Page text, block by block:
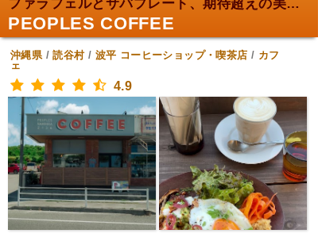
ファラフェルとサバプレート、期待超えの美味しさ！
PEOPLES COFFEE
沖縄県/読谷村/ 波平 コーヒーショップ・喫茶店 / カフ
ェ
4.9